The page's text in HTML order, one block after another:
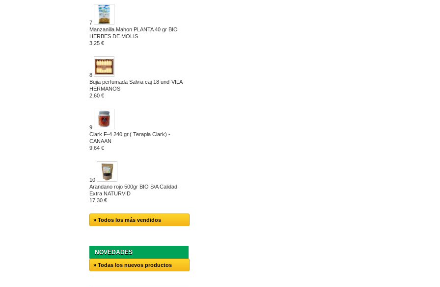
7
Manzanilla Mahon PLANTA 40 gr BIO
HERBES DE MOLIS
3,25 €
8
Bujia perfumada Salvia caj 18 und-VILA
HERMANOS
2,60 €
9
Clark F-4 240 gr.( Terapia Clark) -
CANAAN
9,64 €
10
Arandano rojo 500gr BIO S/A Calidad
Extra NATURVID
17,30 €
» Todos los más vendidos
NOVEDADES
» Todas los nuevos productos